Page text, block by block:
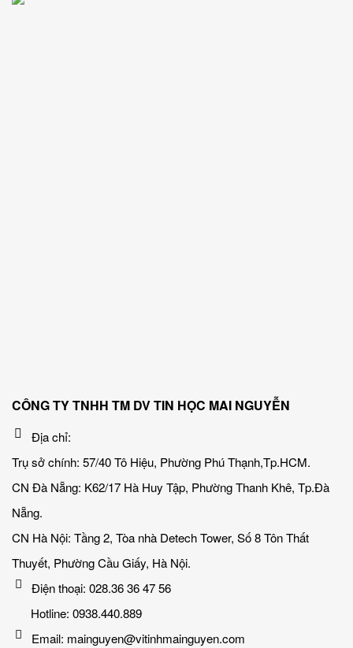
CÔNG TY TNHH TM DV TIN HỌC MAI NGUYỄN
Địa chỉ:
Trụ sở chính: 57/40 Tô Hiệu, Phường Phú Thạnh,Tp.HCM.
CN Đà Nẵng: K62/17 Hà Huy Tập, Phường Thanh Khê, Tp.Đà
Nẵng.
CN Hà Nội: Tầng 2, Tòa nhà Detech Tower, Số 8 Tôn Thất
Thuyết, Phường Cầu Giấy, Hà Nội.
Điện thoại: 028.36 36 47 56
Hotline: 0938.440.889
Email: mainguyen@vitinhmainguyen.com